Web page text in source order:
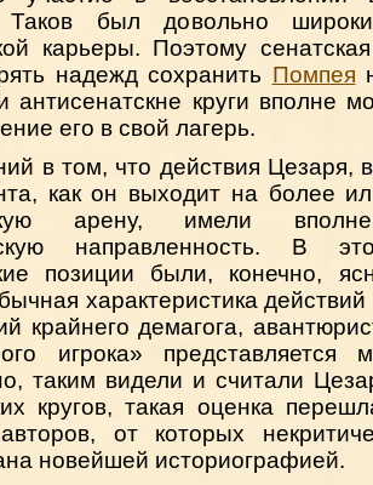
Таков был довольно
карьеры. Поэтому
надежд сохранить Помпея
антисенатскне круги вполне
его в свой лагерь.
в том, что действия Цезаря,
как он выходит на более
арену, имели
направленность. В
позиции были, конечно,
характеристика
крайнего демагога,
игрока» представляется
таким видели и считали
кругов, такая оценка
от которых
новейшей историографией.